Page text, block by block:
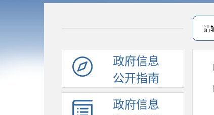
政府信息
公开指南
政府信息